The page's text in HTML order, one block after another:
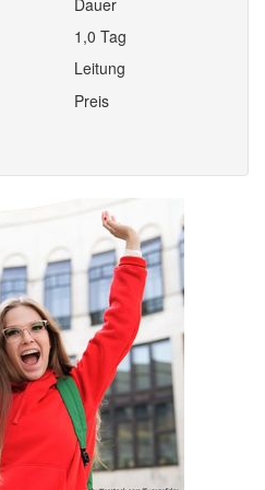
Dauer
1,0 Tag
Leitung
Preis